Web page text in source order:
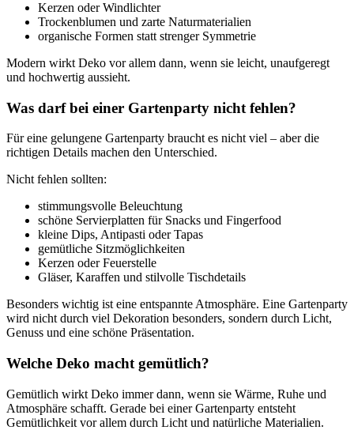
Kerzen oder Windlichter
Trockenblumen und zarte Naturmaterialien
organische Formen statt strenger Symmetrie
Modern wirkt Deko vor allem dann, wenn sie leicht, unaufgeregt
und hochwertig aussieht.
Was darf bei einer Gartenparty nicht fehlen?
Für eine gelungene Gartenparty braucht es nicht viel – aber die
richtigen Details machen den Unterschied.
Nicht fehlen sollten:
stimmungsvolle Beleuchtung
schöne Servierplatten für Snacks und Fingerfood
kleine Dips, Antipasti oder Tapas
gemütliche Sitzmöglichkeiten
Kerzen oder Feuerstelle
Gläser, Karaffen und stilvolle Tischdetails
Besonders wichtig ist eine entspannte Atmosphäre. Eine Gartenparty
wird nicht durch viel Dekoration besonders, sondern durch Licht,
Genuss und eine schöne Präsentation.
Welche Deko macht gemütlich?
Gemütlich wirkt Deko immer dann, wenn sie Wärme, Ruhe und
Atmosphäre schafft. Gerade bei einer Gartenparty entsteht
Gemütlichkeit vor allem durch Licht und natürliche Materialien.